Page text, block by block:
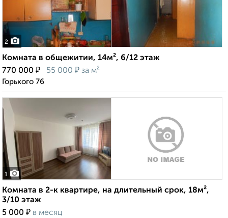
2
Комната в общежитии, 14м², 6/12 этаж
770 000 ₽ 55 000 ₽ за м²
Горького 76
1
Комната в 2-к квартире, на длительный срок, 18м²,
3/10 этаж
5 000 ₽ в месяц